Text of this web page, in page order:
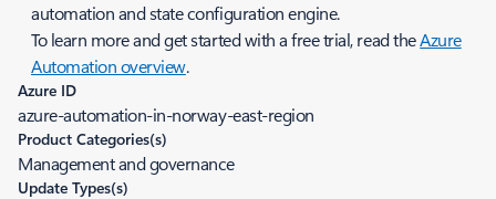
automation and state configuration engine.
To learn more and get started with a free trial, read theAzure
Automation overview.
Azure ID
azure-automation-in-norway-east-region
Product Categories(s)
Management and governance
Update Types(s)